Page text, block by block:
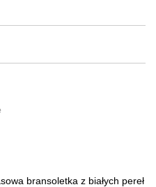
bransoletka z białych pereł